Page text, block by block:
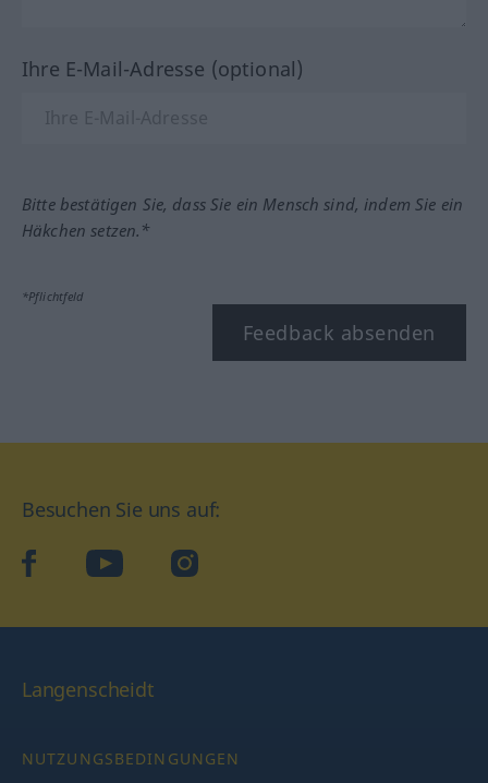
Ihre E-Mail-Adresse (optional)
Bitte bestätigen Sie, dass Sie ein Mensch sind, indem Sie ein
Häkchen setzen.*
*Pflichtfeld
Feedback absenden
Besuchen Sie uns auf:
facebookYouTube Instagram
Langenscheidt
NUTZUNGSBEDINGUNGEN